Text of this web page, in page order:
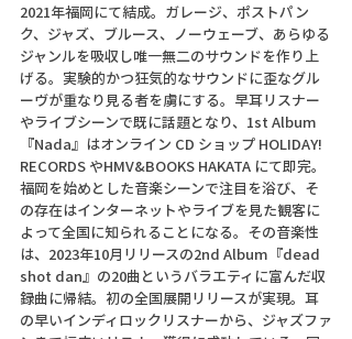
2021年福岡にて結成。ガレージ、ポストパン
ク、ジャズ、ブルース、ノーウェーブ、あらゆる
ジャンルを吸収し唯一無二のサウンドを作り上
げる。実験的かつ狂気的なサウンドに歪なグル
ーヴが重なり見る者を虜にする。早耳リスナー
やライブシーンで既に話題となり、1st Album
『Nada』はオンライン CD ショップ HOLIDAY!
RECORDS やHMV&BOOKS HAKATA にて即完。
福岡を始めとした音楽シーンで注目を浴び、そ
の存在はインターネットやライブを見た観客に
よって全国に知られることになる。その音楽性
は、2023年10月リリースの2nd Album『dead
shot dan』の20曲というバラエティに富んだ収
録曲に帰結。初の全国展開リリースが実現。耳
の早いインディロックリスナーから、ジャズファ